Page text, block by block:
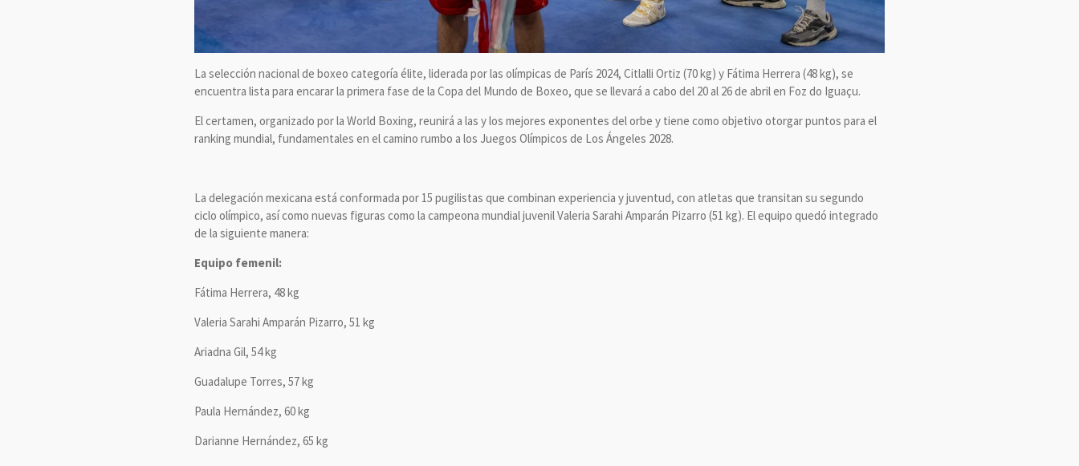
La selección nacional de boxeo categoría élite, liderada por las olímpicas de París 2024, Citlalli Ortiz (70 kg) y Fátima Herrera (48 kg), se
encuentra lista para encarar la primera fase de la Copa del Mundo de Boxeo, que se llevará a cabo del 20 al 26 de abril en Foz do Iguaçu.
El certamen, organizado por la World Boxing, reunirá a las y los mejores exponentes del orbe y tiene como objetivo otorgar puntos para el
ranking mundial, fundamentales en el camino rumbo a los Juegos Olímpicos de Los Ángeles 2028.
La delegación mexicana está conformada por 15 pugilistas que combinan experiencia y juventud, con atletas que transitan su segundo
ciclo olímpico, así como nuevas figuras como la campeona mundial juvenil Valeria Sarahi Amparán Pizarro (51 kg). El equipo quedó integrado
de la siguiente manera:
Equipo femenil:
Fátima Herrera, 48 kg
Valeria Sarahi Amparán Pizarro, 51 kg
Ariadna Gil, 54 kg
Guadalupe Torres, 57 kg
Paula Hernández, 60 kg
Darianne Hernández, 65 kg